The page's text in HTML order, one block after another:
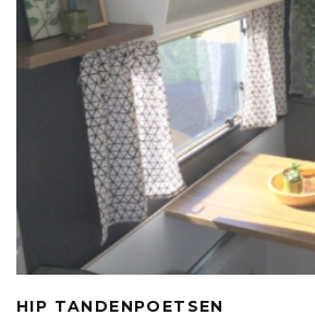
HIP TANDENPOETSEN